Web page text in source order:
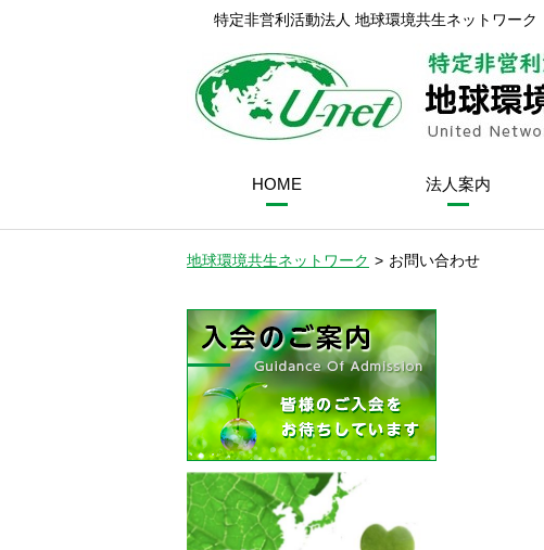
特定非営利活動法人 地球環境共生ネットワーク
HOME 法人案内
地球環境共生ネットワーク > お問い合わせ